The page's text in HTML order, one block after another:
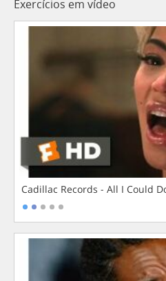
Exercícios em vídeo
Cadillac Records - All I Could